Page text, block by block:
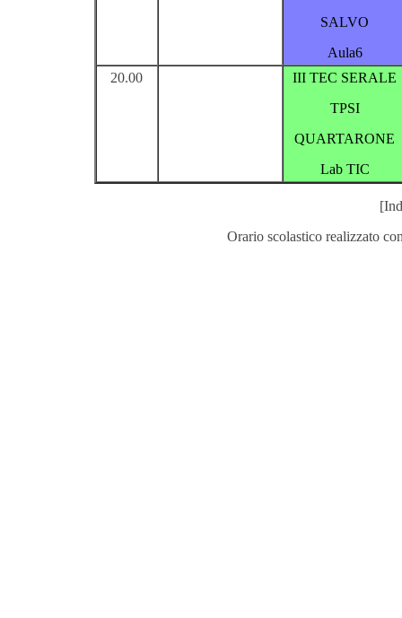
SALVO
Aula6
20.00
III TEC SERALE
TPSI
QUARTARONE
Lab TIC
Orario scolastico realizzato